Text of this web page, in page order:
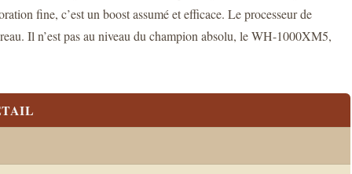
fine, c’est un boost assumé et efficace. Le processeur de
Il n’est pas au niveau du champion absolu, le WH-1000XM5,